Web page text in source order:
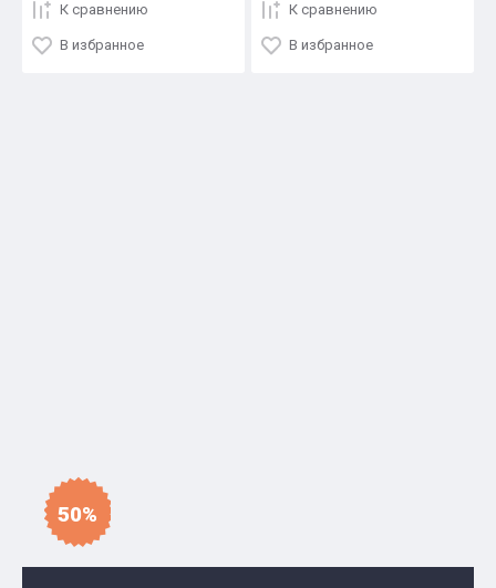
50%
К сравнению
В избранное
К сравнению
В избранное